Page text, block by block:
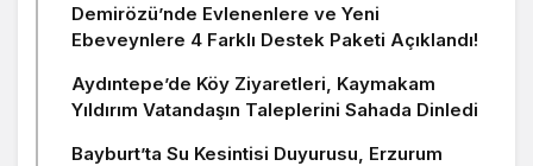
Demirözü’nde Evlenenlere ve Yeni
Ebeveynlere 4 Farklı Destek Paketi Açıklandı!
Aydıntepe’de Köy Ziyaretleri, Kaymakam
Yıldırım Vatandaşın Taleplerini Sahada Dinledi
Bayburt’ta Su Kesintisi Duyurusu, Erzurum